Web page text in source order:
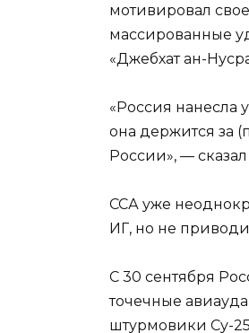
мотивировал
массированные
«Джебхат ан-
«Россия нанесла
она держится за
России», —
ССА уже
ИГ, но не
С 30 сентября
точечные
штурмовики Су-